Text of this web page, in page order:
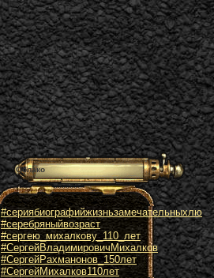
Облако
#сериябиографийжизньзамечательныхлю
#серебряныйвозраст
#сергею_михалкову_110_лет
#СергейВладимировичМихалков
#СергейРахманонов_150лет
#СергейМихалков110лет